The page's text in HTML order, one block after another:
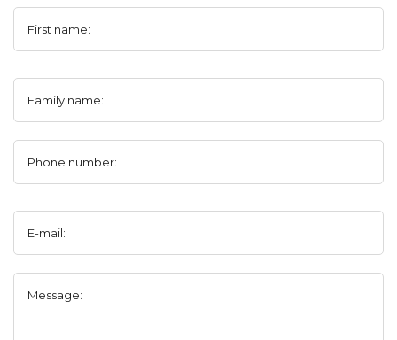
First name:
Family name:
Phone number:
E-mail:
Message: